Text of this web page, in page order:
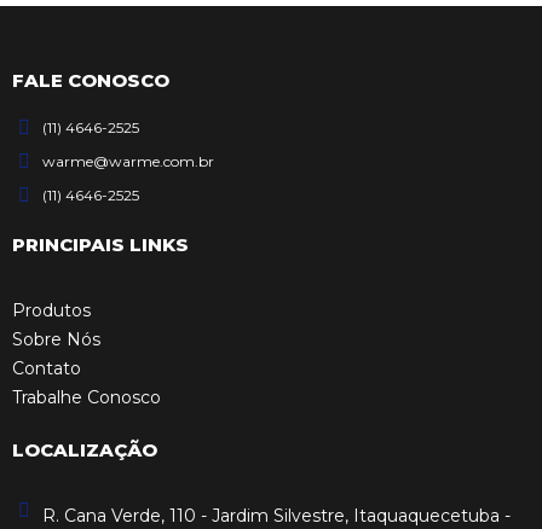
FALE CONOSCO
(11) 4646-2525
warme@warme.com.br
(11) 4646-2525
PRINCIPAIS LINKS
Produtos
Sobre Nós
Contato
Trabalhe Conosco
LOCALIZAÇÃO
R. Cana Verde, 110 - Jardim Silvestre, Itaquaquecetuba -